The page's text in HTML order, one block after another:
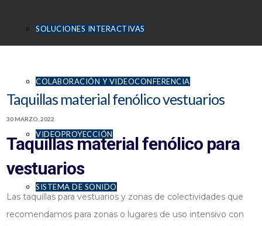
SOLUCIONES INTERACTIVAS
COLABORACIÓN Y VIDEOCONFERENCIA
VIDEOPROYECCIÓN
SISTEMA DE SONIDO
Taquillas material fenólico vestuarios
30 MARZO, 2022
Taquillas material fenólico para
vestuarios
Las taquillas para vestuarios y zonas de colectividades que
recomendamos para zonas o lugares de uso intensivo con